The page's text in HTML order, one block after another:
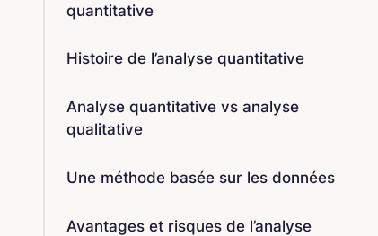
quantitative
Histoire de l’analyse quantitative
Analyse quantitative vs analyse
qualitative
Une méthode basée sur les données
Avantages et risques de l’analyse